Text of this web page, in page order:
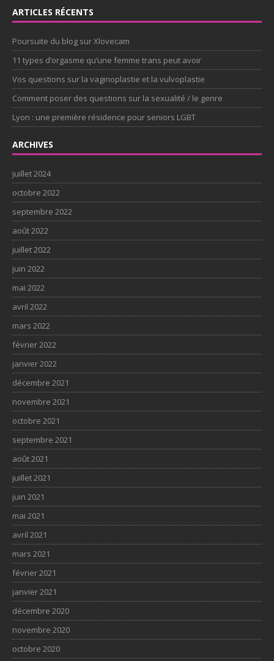
ARTICLES RÉCENTS
Poursuite du blog sur Xlovecam
11 types d’orgasme qu’une femme trans peut avoir
Vos questions sur la vaginoplastie et la vulvoplastie
Comment poser des questions sur la sexualité / le genre
Lyon : une première résidence pour seniors LGBT
ARCHIVES
juillet 2024
octobre 2022
septembre 2022
août 2022
juillet 2022
juin 2022
mai 2022
avril 2022
mars 2022
février 2022
janvier 2022
décembre 2021
novembre 2021
octobre 2021
septembre 2021
août 2021
juillet 2021
juin 2021
mai 2021
avril 2021
mars 2021
février 2021
janvier 2021
décembre 2020
novembre 2020
octobre 2020